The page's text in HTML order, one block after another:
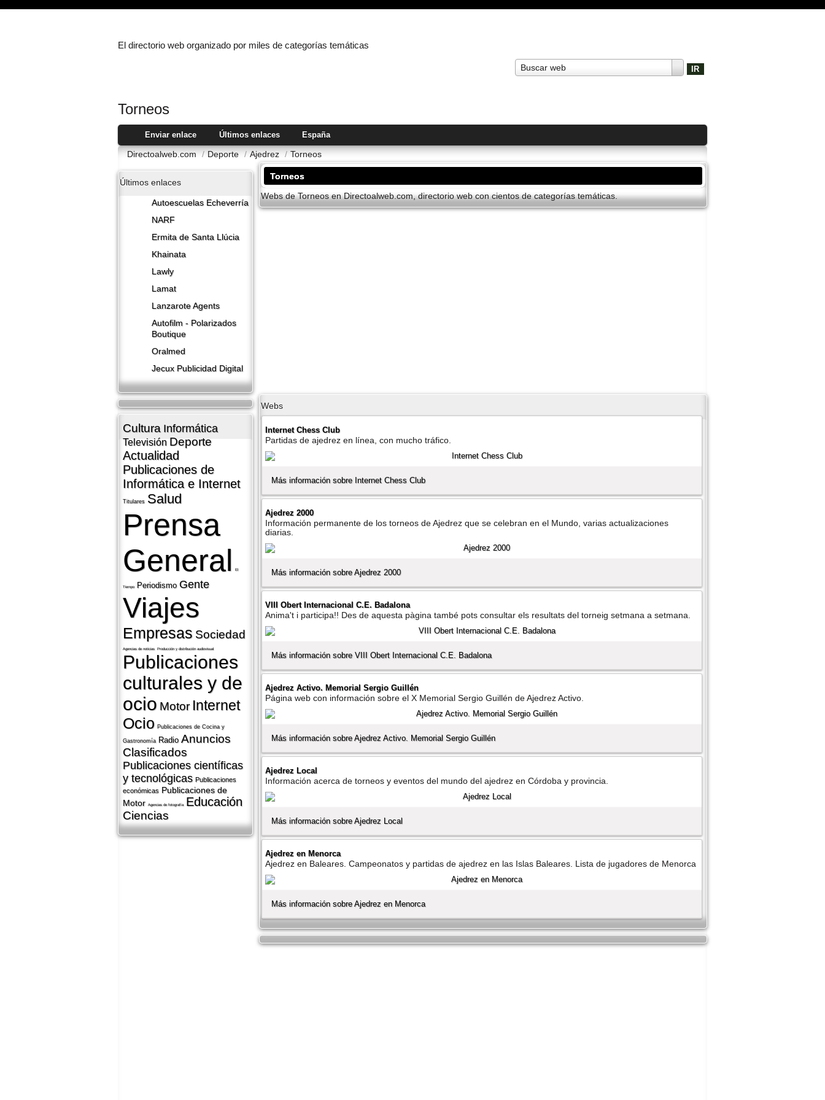
El directorio web organizado por miles de categorías temáticas
Buscar web
Torneos
Enviar enlace Últimos enlaces España
Directoalweb.com / Deporte / Ajedrez / Torneos
Últimos enlaces
Autoescuelas Echeverría
NARF
Ermita de Santa Llúcia
Khainata
Lawly
Lamat
Lanzarote​ Agents
Autofilm - Polarizados
Boutique
Oralmed
Jecux Publicidad Digital
Cultura Informática
Televisión Deporte
Actualidad
Publicaciones de
Informática e Internet
Titulares Salud
Prensa
General
El
Tiempo Periodismo Gente
Viajes
Empresas Sociedad
Agencias de noticias Producción y distribución audiovisual
Publicaciones
culturales y de
ocio Motor Internet
Ocio Publicaciones de Cocina y
Gastronomí­a Radio Anuncios
Clasificados
Publicaciones cientí­ficas
y tecnológicas Publicaciones
económicas Publicaciones de
Motor
Agencias de fotografí­a Educación
Ciencias
Torneos
Webs de Torneos en Directoalweb.com, directorio web con cientos de categorí­as temáticas.
Webs
Internet Chess Club
Partidas de ajedrez en lí­nea, con mucho tráfico.
Más información sobre Internet Chess Club
Ajedrez 2000
Información permanente de los torneos de Ajedrez que se celebran en el Mundo, varias actualizaciones
diarias.
Más información sobre Ajedrez 2000
VIII Obert Internacional C.E. Badalona
Anima't i participa!! Des de aquesta pàgina també pots consultar els resultats del torneig setmana a setmana.
Más información sobre VIII Obert Internacional C.E. Badalona
Ajedrez Activo. Memorial Sergio Guillén
Página web con información sobre el X Memorial Sergio Guillén de Ajedrez Activo.
Más información sobre Ajedrez Activo. Memorial Sergio Guillén
Ajedrez Local
Información acerca de torneos y eventos del mundo del ajedrez en Córdoba y provincia.
Más información sobre Ajedrez Local
Ajedrez en Menorca
Ajedrez en Baleares. Campeonatos y partidas de ajedrez en las Islas Baleares. Lista de jugadores de Menorca
Más información sobre Ajedrez en Menorca